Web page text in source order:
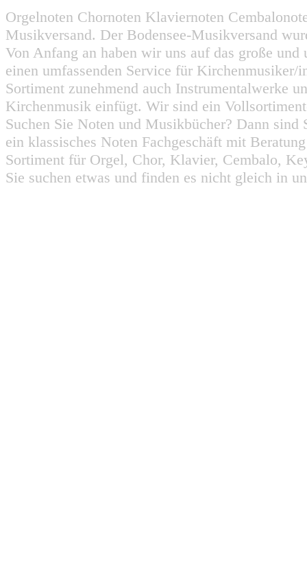
Orgelnoten Chornoten Klaviernoten
Musikversand. Der Bodensee-Musikversand
Von Anfang an haben wir uns auf das große
einen umfassenden Service für
Sortiment zunehmend auch Instrumentalwerke
Kirchenmusik einfügt. Wir sind ein
Suchen Sie Noten und Musikbücher? Dann
ein klassisches Noten Fachgeschäft mit
Sortiment für Orgel, Chor, Klavier, Cembalo,
Sie suchen etwas und finden es nicht gleich in